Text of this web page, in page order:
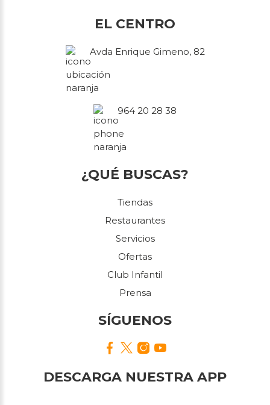
EL CENTRO
Avda Enrique Gimeno, 82
964 20 28 38
¿QUÉ BUSCAS?
Tiendas
Restaurantes
Servicios
Ofertas
Club Infantil
Prensa
SÍGUENOS
DESCARGA NUESTRA APP